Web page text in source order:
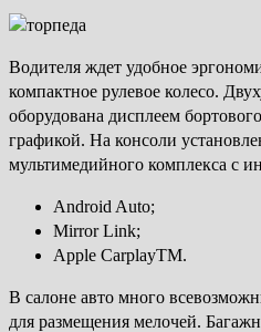
Водителя ждет удобное
компактное рулевое колесо.
оборудована дисплеем
графикой. На консоли
мультимедийного комплекса с
Android Auto;
Mirror Link;
Apple CarplayTM.
В салоне авто много
для размещения мелочей.